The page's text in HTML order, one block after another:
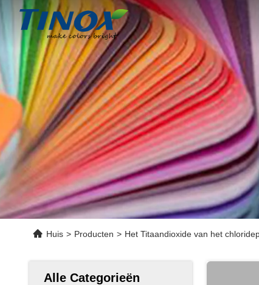
Huis > Producten > Het Titaandioxide van het
Alle Categorieën